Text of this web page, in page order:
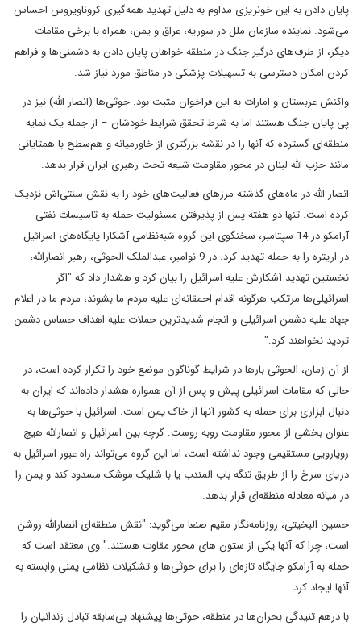
پایان دادن به این خونریزی مداوم به دلیل تهدید همه‌گیری کروناویروس احساس
می‌شود. نماینده سازمان ملل در سوریه، عراق و یمن، همراه با برخی مقامات
دیگر، از طرف‌های درگیر جنگ در منطقه خواهان پایان دادن به دشمنی‌ها و فراهم
کردن امکان دسترسی به تسهیلات پزشکی در مناطق مورد نیاز شد.
واکنش عربستان و امارات به این فراخوان مثبت بود. حوثی‌ها (انصار الله) نیز در
پی پایان جنگ هستند اما به شرط تحقق شرایط خودشان – از جمله یک نمایه‌
منطقه‌ای گسترده که آنها را در نقشه بزرگتری از خاورمیانه و هم‌سطح با همتایانی
مانند حزب الله لبنان در محور مقاومت شیعه‌ تحت رهبری ایران قرار بدهد.
انصار الله در ماه‌های گذشته مرزهای فعالیت‌های خود را به نقش سنتی‌‌اش نزدیک
کرده‌ است. تنها دو هفته پس از پذیرفتن مسئولیت حمله به تاسیسات نفتی
آرامکو در 14 سپتامبر، سخنگوی این گروه شبه‌نظامی آشکارا پایگاه‌های اسرائیل
در اریتره را به حمله تهدید کرد. در 9 نوامبر، عبدالملک الحوثی، رهبر انصارالله،
نخستین تهدید آشکارش علیه اسرائیل را بیان کرد و هشدار داد که "اگر
اسرائیلی‌ها مرتکب هرگونه اقدام احمقانه‌ای علیه مردم ما بشوند، مردم ما در اعلام
جهاد علیه دشمن اسرائیلی و انجام شدیدترین حملات علیه اهداف حساس دشمن
تردید نخواهند کرد."
از آن زمان، الحوثی بارها در شرایط گوناگون موضع خود را تکرار کرده‌ است، در
حالی که مقامات اسرائیلی پیش و پس از آن همواره هشدار داده‌اند که ایران به
دنبال ابزاری برای حمله به کشور آنها از خاک یمن است. اسرائیل با حوثی‌ها به
عنوان بخشی از محور مقاومت روبه روست. گرچه بین اسرائیل و انصارالله هیچ
رویارویی مستقیمی وجود نداشته است، اما این گروه می‌تواند راه عبور اسرائیل به
دریای سرخ را از طریق تنگه باب المندب یا با شلیک موشک مسدود کند و یمن را
در میانه‌ معادله منطقه‌ای قرار بدهد.
حسین البخیتی، روزنامه‌نگار مقیم صنعا می‌گوید: "نقش منطقه‌ای انصارالله روشن
است، چرا که آنها یکی از ستون های محور مقاوت هستند." وی معتقد است که
حمله به آرامکو جایگاه تازه‌ای را برای حوثی‌ها و تشکیلات نظامی یمنی وابسته به
آنها ایجاد کرد.
با درهم تنیدگی بحران‌ها در منطقه، حوثی‌ها پیشنهاد بی‌سابقه‌ تبادل زندانیان را